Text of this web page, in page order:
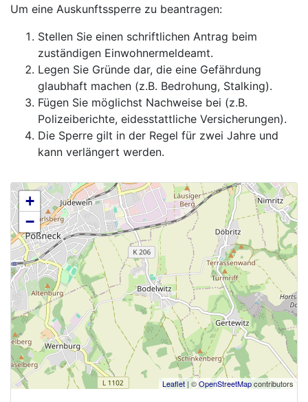
Um eine Auskunftssperre zu beantragen:
Stellen Sie einen schriftlichen Antrag beim
zuständigen Einwohnermeldeamt.
Legen Sie Gründe dar, die eine Gefährdung
glaubhaft machen (z.B. Bedrohung, Stalking).
Fügen Sie möglichst Nachweise bei (z.B.
Polizeiberichte, eidesstattliche Versicherungen).
Die Sperre gilt in der Regel für zwei Jahre und
kann verlängert werden.
+
−
Leaflet | ©OpenStreetMapcontributors